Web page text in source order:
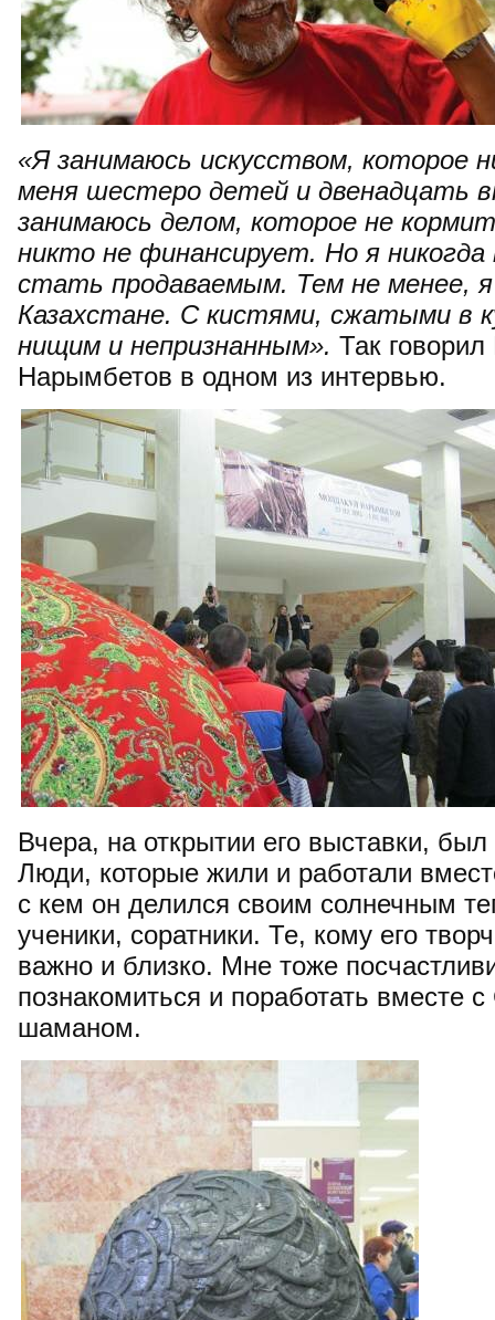
«Я занимаюсь искусством, которое
меня шестеро детей и двенадцать
занимаюсь делом, которое не
никто не финансирует. Но я
стать продаваемым. Тем не менее, я
Казахстане. С кистями, сжатыми в
нищим и непризнанным». Так
Нарымбетов в одном из интервью.
Вчера, на открытии его выставки,
Люди, которые жили и работали
с кем он делился своим солнечным
ученики, соратники. Те, кому его
важно и близко. Мне тоже
познакомиться и поработать вместе
шаманом.